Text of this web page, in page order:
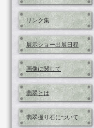
リンク集
展示ショー出展日程
画像に関して
翡翠とは
翡翠握り石について